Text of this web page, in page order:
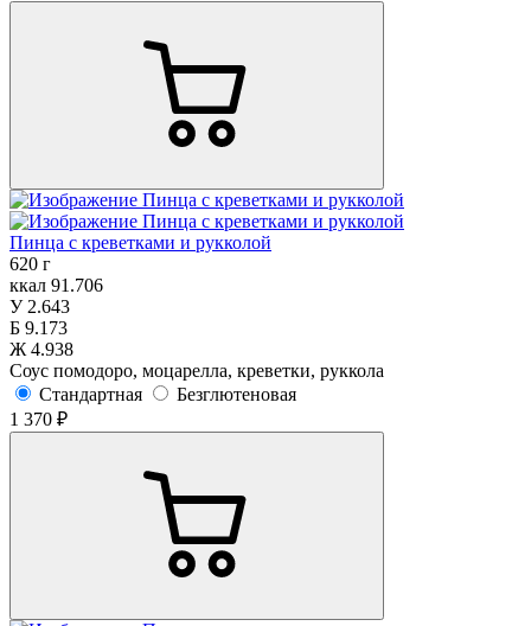
Пинца с креветками и рукколой
620 г
ккал 91.706
У2.643
Б 9.173
Ж 4.938
Соус помодоро, моцарелла, креветки, руккола
Стандартная
Безглютеновая
1 370 ₽